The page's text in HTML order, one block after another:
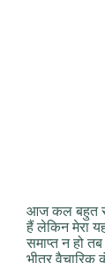
आज कल बहुत से
हैं लेकिन मेरा
समाप्त न हो
भीतर वैचारिक